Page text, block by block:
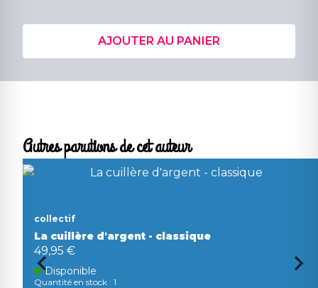
AJOUTER AU PANIER
Autres parutions de cet auteur
collectif
La cuillère d'argent - classique
49,95 €
Disponible
Quantité en stock : 1